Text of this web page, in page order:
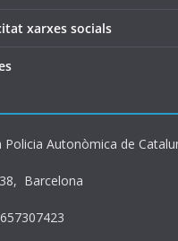
xarxes socials
Policia Autonòmica de
Barcelona